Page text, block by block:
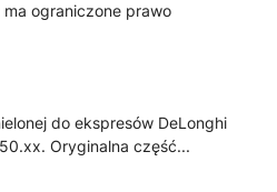
ograniczone prawo
do ekspresów DeLonghi
Oryginalna część...